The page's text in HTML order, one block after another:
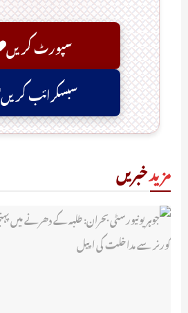
سپورٹ کریں
سبسکرائب کریں
مزیدخبریں